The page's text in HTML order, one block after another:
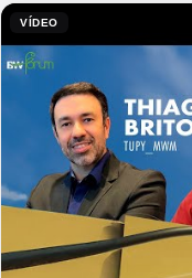
VÍDEO